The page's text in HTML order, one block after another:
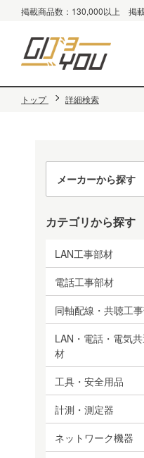
掲載商品数：130,000以上 掲
トップ 詳細検索
メーカーから探す
カテゴリから探す
LAN工事部材
電話工事部材
同軸配線・共聴工
LAN・電話・電気
材
工具・安全用品
計測・測定器
ネットワーク機器